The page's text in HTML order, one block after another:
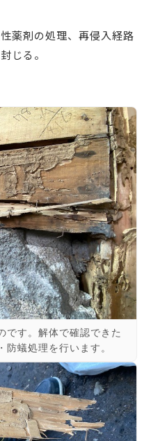
薬剤の処理、再侵入経路
じる。
です。解体で確認できた
蟻処理を行います。